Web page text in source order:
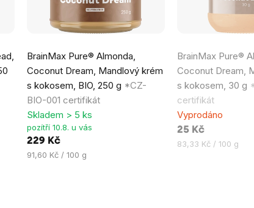
BrainMax Pure® Almonda,
Coconut Dream, Mandlový krém
s kokosem, BIO, 250 g *CZ-
BIO-001 certifikát
hodnocení
produktu
je
5,0
z
5
hvězdiček.
Skladem > 5 ks
pozítří 10.8. u vás
229 Kč
Měrná
91,60 Kč / 100 g
BrainMax Pure®
Coconut Dream,
s kokosem, 30 g
certifikát
hodnocení
produktu
je
5,0
z
5
hvězdiček.
Vyprodáno
25 Kč
Měrná
83,33 Kč / 100 g